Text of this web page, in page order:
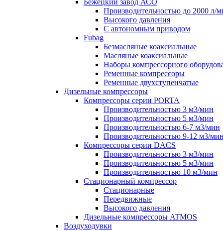
Бежецкий завод АСО
Производительностью до 2000 л/
Высокого давления
С автономным приводом
Fubag
Безмасляные коаксиальные
Маcляные коаксиальные
Наборы компрессорного
Ременные компрессоры
Ременные двухступенчатые
Дизельные компрессоры
Компрессоры серии PORTA
Производительностью 3 м3/мин
Производительностью 5 м3/мин
Производительностью 6-7 м3/мин
Производительностью 9-12 м3/мин
Компрессоры серии DACS
Производительностью 3 м3/мин
Производительностью 5 м3/мин
Производительностью 10 м3/мин
Стационарный компрессор
Стационарные
Передвижные
Высокого давления
Дизельные компрессоры ATMOS
Воздуходувки